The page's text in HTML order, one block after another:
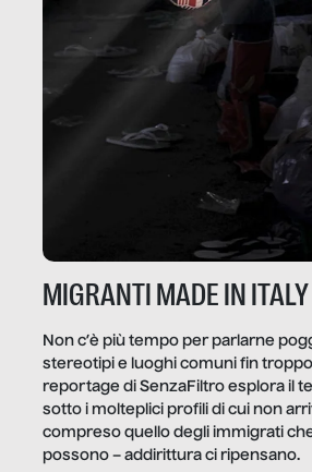
MIGRANTI MADE IN ITALY
Non c’è più tempo per parlarne
stereotipi e luoghi comuni fin
reportage di SenzaFiltro esplora il
sotto i molteplici profili di cui non
compreso quello degli immigrati
possono – addirittura ci ripensano.